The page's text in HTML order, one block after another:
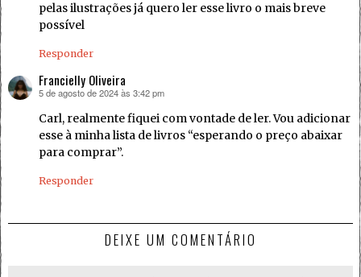
pelas ilustrações já quero ler esse livro o mais breve
possível
Responder
Francielly Oliveira
disse:
5 de agosto de 2024 às 3:42 pm
Carl, realmente fiquei com vontade de ler. Vou adicionar
esse à minha lista de livros “esperando o preço abaixar
para comprar”.
Responder
DEIXE UM COMENTÁRIO